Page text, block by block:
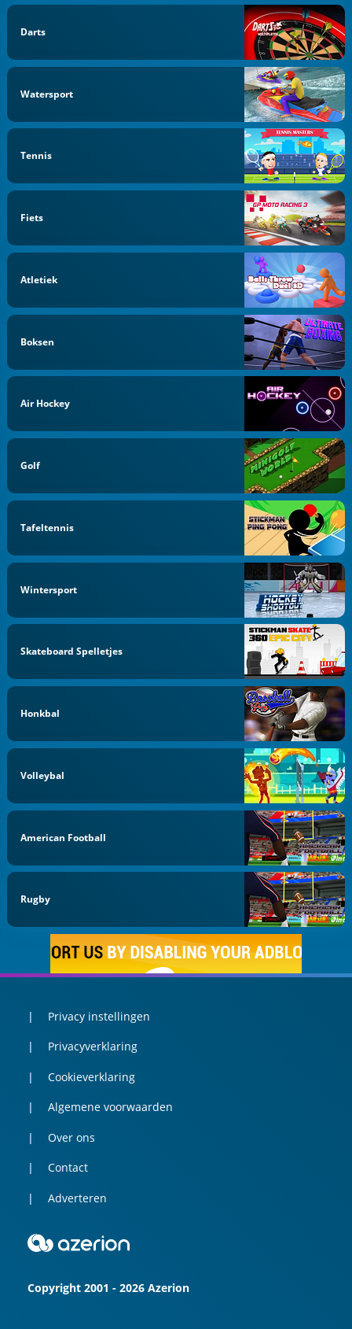
Darts
Watersport
Tennis
Fiets
Atletiek
Boksen
Air Hockey
Golf
Tafeltennis
Wintersport
Skateboard Spelletjes
Honkbal
Volleybal
American Football
Rugby
Privacy instellingen
Privacyverklaring
Cookieverklaring
Algemene voorwaarden
Over ons
Contact
Adverteren
Copyright 2001 - 2026 Azerion